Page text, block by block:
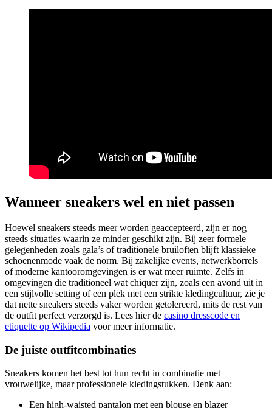
Wanneer sneakers wel en niet passen
Hoewel sneakers steeds meer worden geaccepteerd, zijn er nog
steeds situaties waarin ze minder geschikt zijn. Bij zeer formele
gelegenheden zoals gala’s of traditionele bruiloften blijft klassieke
schoenenmode vaak de norm. Bij zakelijke events, netwerkborrels
of moderne kantooromgevingen is er wat meer ruimte. Zelfs in
omgevingen die traditioneel wat chiquer zijn, zoals een avond uit in
een stijlvolle setting of een plek met een strikte kledingcultuur, zie je
dat nette sneakers steeds vaker worden getolereerd, mits de rest van
de outfit perfect verzorgd is. Lees hier de casino dresscode en
etiquette op Wikipedia voor meer informatie.
De juiste outfitcombinaties
Sneakers komen het best tot hun recht in combinatie met
vrouwelijke, maar professionele kledingstukken. Denk aan:
Een high-waisted pantalon met een blouse en blazer